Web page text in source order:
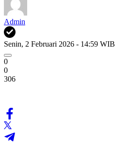
Admin
Senin, 2 Februari 2026 - 14:59 WIB
0
0
306